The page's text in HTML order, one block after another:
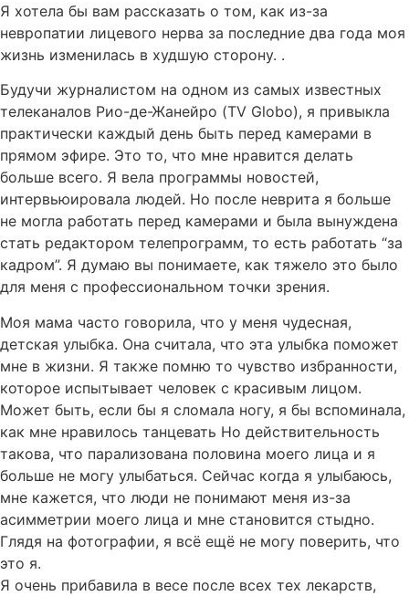
Я хотела бы вам рассказать о том, как из-за
невропатии лицевого нерва за последние два года моя
жизнь изменилась в худшую сторону. .
Будучи журналистом на одном из самых известных
телеканалов Рио-де-Жанейро (TV Globo), я привыкла
практически каждый день быть перед камерами в
прямом эфире. Это то, что мне нравится делать
больше всего. Я вела программы новостей,
интервьюировала людей. Но после неврита я больше
не могла работать перед камерами и была вынуждена
стать редактором телепрограмм, то есть работать “за
кадром”. Я думаю вы понимаете, как тяжело это было
для меня с профессиональном точки зрения.
Моя мама часто говорила, что у меня чудесная,
детская улыбка. Она считала, что этa улыбка поможет
мне в жизни. Я также помню то чувство избранности,
которое испытывает человек с красивым лицом.
Может быть, если бы я сломала ногу, я бы вспоминала,
как мне нравилось танцевать Но действительность
такова, что парализована половина моего лица и я
больше не могу улыбаться. Сейчас когда я улыбаюсь,
мне кажется, что люди не понимают меня из-за
асимметрии моего лица и мне становится стыдно.
Глядя на фотографии, я всё ещё не могу поверить, что
это я.
Я очень прибавила в весе после всех тех лекарств,